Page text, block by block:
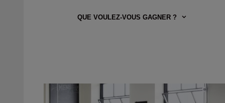
QUE VOULEZ-VOUS GAGNER ?